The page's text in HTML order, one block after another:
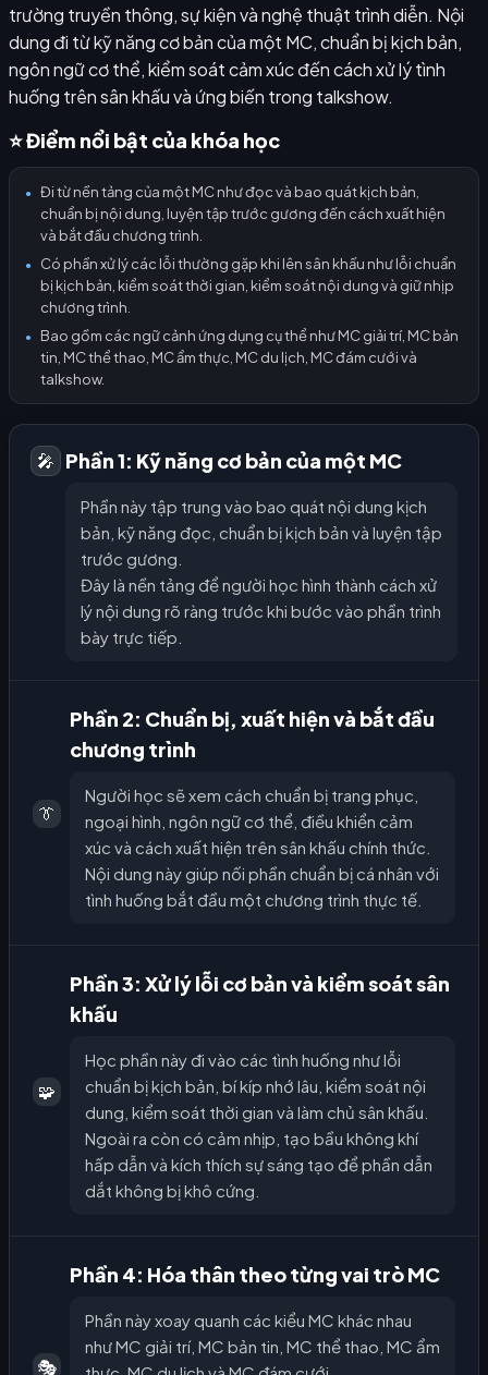
trường truyền thông, sự kiện và nghệ thuật trình diễn. Nội
dung đi từ kỹ năng cơ bản của một MC, chuẩn bị kịch bản,
ngôn ngữ cơ thể, kiểm soát cảm xúc đến cách xử lý tình
huống trên sân khấu và ứng biến trong talkshow.
⭐ Điểm nổi bật của khóa học
●
Đi từ nền tảng của một MC như đọc và bao quát kịch bản,
chuẩn bị nội dung, luyện tập trước gương đến cách xuất hiện
và bắt đầu chương trình.
●
Có phần xử lý các lỗi thường gặp khi lên sân khấu như lỗi chuẩn
bị kịch bản, kiểm soát thời gian, kiểm soát nội dung và giữ nhịp
chương trình.
●
Bao gồm các ngữ cảnh ứng dụng cụ thể như MC giải trí, MC bản
tin, MC thể thao, MC ẩm thực, MC du lịch, MC đám cưới và
talkshow.
🎤 Phần 1: Kỹ năng cơ bản của một MC
Phần này tập trung vào bao quát nội dung kịch
bản, kỹ năng đọc, chuẩn bị kịch bản và luyện tập
trước gương.
Đây là nền tảng để người học hình thành cách xử
lý nội dung rõ ràng trước khi bước vào phần trình
bày trực tiếp.
👔
Phần 2: Chuẩn bị, xuất hiện và bắt đầu
chương trình
Người học sẽ xem cách chuẩn bị trang phục,
ngoại hình, ngôn ngữ cơ thể, điều khiển cảm
xúc và cách xuất hiện trên sân khấu chính thức.
Nội dung này giúp nối phần chuẩn bị cá nhân với
tình huống bắt đầu một chương trình thực tế.
🧩
Phần 3: Xử lý lỗi cơ bản và kiểm soát sân
khấu
Học phần này đi vào các tình huống như lỗi
chuẩn bị kịch bản, bí kíp nhớ lâu, kiểm soát nội
dung, kiểm soát thời gian và làm chủ sân khấu.
Ngoài ra còn có cảm nhịp, tạo bầu không khí
hấp dẫn và kích thích sự sáng tạo để phần dẫn
dắt không bị khô cứng.
🎭
Phần 4: Hóa thân theo từng vai trò MC
Phần này xoay quanh các kiểu MC khác nhau
như MC giải trí, MC bản tin, MC thể thao, MC ẩm